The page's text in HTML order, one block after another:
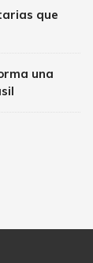
que
una